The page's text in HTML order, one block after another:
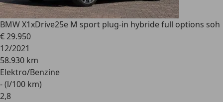
BMW X1xDrive25e M sport plug-in hybride full options soh
€ 29.950
12/2021
58.930 km
Elektro/Benzine
- (l/100 km)
2,8